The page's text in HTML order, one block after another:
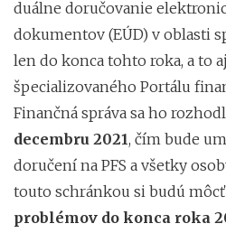
duálne doručovanie
dokumentov (EÚD) v oblasti
len do konca tohto roka, a to
špecializovaného Portálu
Finančná správa sa ho
decembru 2021, čím bude
doručení na PFS a všetky
touto schránkou si budú môcť
problémov do konca roka